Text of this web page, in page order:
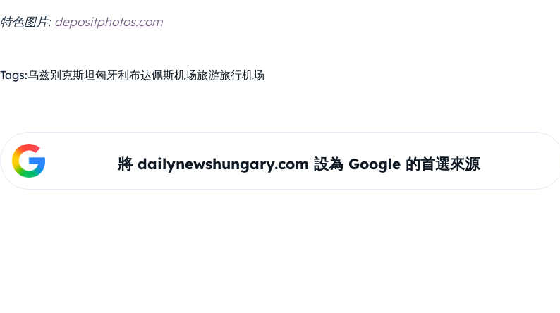
特色图片: depositphotos.com
Tags:乌兹别克斯坦匈牙利布达佩斯机场旅游旅行机场
將 dailynewshungary.com 設為 Google 的首選來源